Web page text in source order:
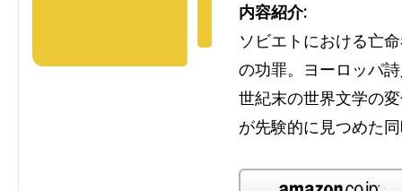
内容紹介:
ソビエトにおける亡
の功罪。ヨーロッパ
世紀末の世界文学の
が先験的に見つめた